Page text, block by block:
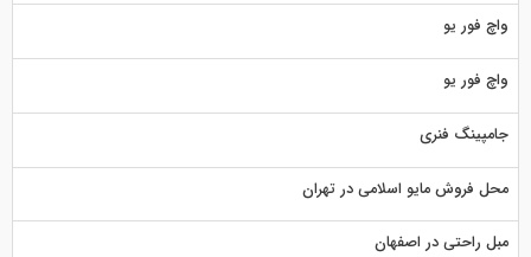
واچ فور یو
واچ فور یو
جامپینگ فنری
محل فروش مایو اسلامی در تهران
مبل راحتی در اصفهان